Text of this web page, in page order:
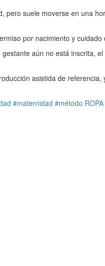
pero suele moverse en una
por nacimiento y
aún no está inscrita,
asistida de
#maternidad #método ROPA